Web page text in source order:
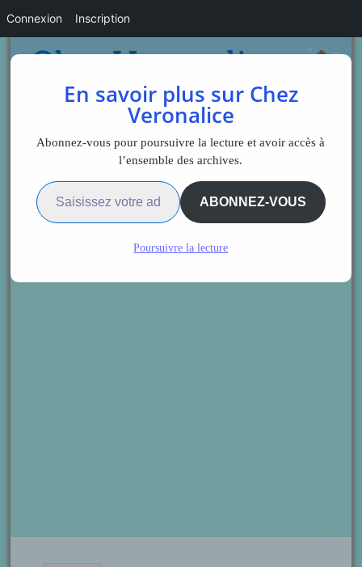
En savoir plus sur Chez
Veronalice
Abonnez-vous pour poursuivre la lecture et avoir accès à
l’ensemble des archives.
Saisissez votre adresse e-mail…
ABONNEZ-VOUS
Poursuivre la lecture
Connexion Inscription